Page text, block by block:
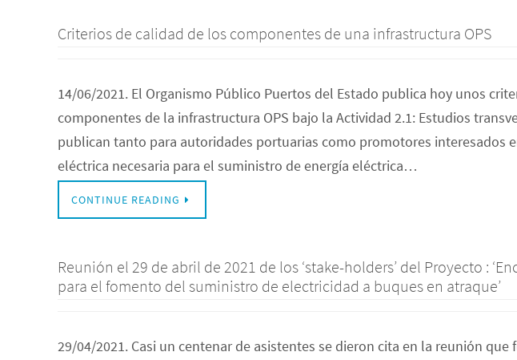
Criterios de calidad de los componentes de una infrastructura OPS
14/06/2021. El Organismo Público Puertos del Estado publica hoy unos
componentes de la infrastructura OPS bajo la Actividad 2.1: Estudios
publican tanto para autoridades portuarias como promotores interesados
eléctrica necesaria para el suministro de energía eléctrica…
CONTINUE READING
Reunión el 29 de abril de 2021 de los ‘stake-holders’ del Proyecto :
para el fomento del suministro de electricidad a buques en atraque’
29/04/2021. Casi un centenar de asistentes se dieron cita en la reunión que